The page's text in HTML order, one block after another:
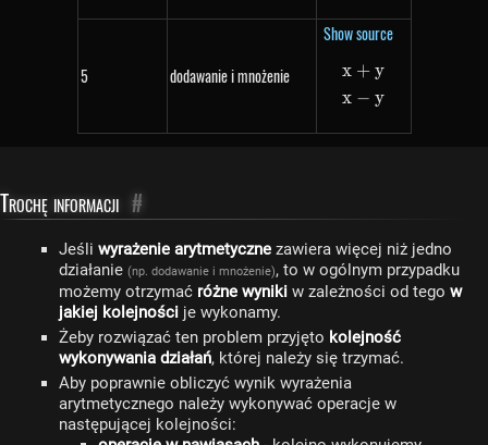
5 dodawanie i mnożenie
Show source
x + y
x − y
Trochę informacji #
Jeśli wyrażenie arytmetyczne zawiera więcej niż jedno
działanie (np. dodawanie i mnożenie), to w ogólnym przypadku
możemy otrzymać różne wyniki w zależności od tego w
jakiej kolejności je wykonamy.
Żeby rozwiązać ten problem przyjęto kolejność
wykonywania działań, której należy się trzymać.
Aby poprawnie obliczyć wynik wyrażenia
arytmetycznego należy wykonywać operacje w
następującej kolejności: